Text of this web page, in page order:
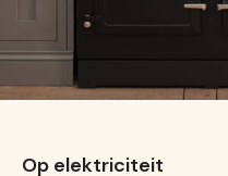
Op elektriciteit